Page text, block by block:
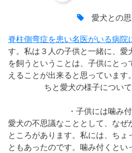
愛犬との
脊柱側弯症を患い名医がいる病院
す。私は３人の子供と一緒に、愛
を飼うということは、子供にと
えることが出来ると思っています
ちと愛犬の様子について
・子供には噛み
愛犬の不思議なこととして、なぜ
ところがあります。私には、ちょ
ともあったのです。噛み付くとい